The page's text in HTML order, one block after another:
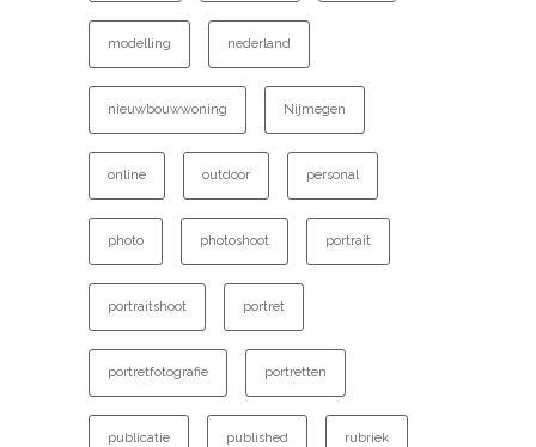
modelling nederland
nieuwbouwwoning Nijmegen
online outdoor personal
photo photoshoot portrait
portraitshoot portret
portretfotografie portretten
publicatie published rubriek